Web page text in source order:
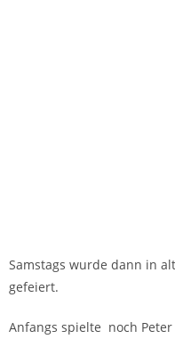
Samstags wurde dann in
gefeiert.
Anfangs spielte noch